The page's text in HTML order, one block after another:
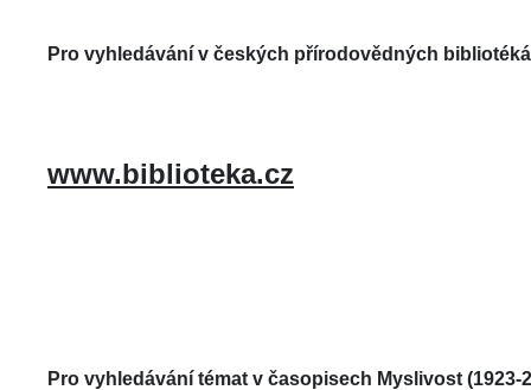
Pro vyhledávání v českých přírodovědných
www.biblioteka.cz
Pro vyhledávání témat v časopisech Myslivost (1923-